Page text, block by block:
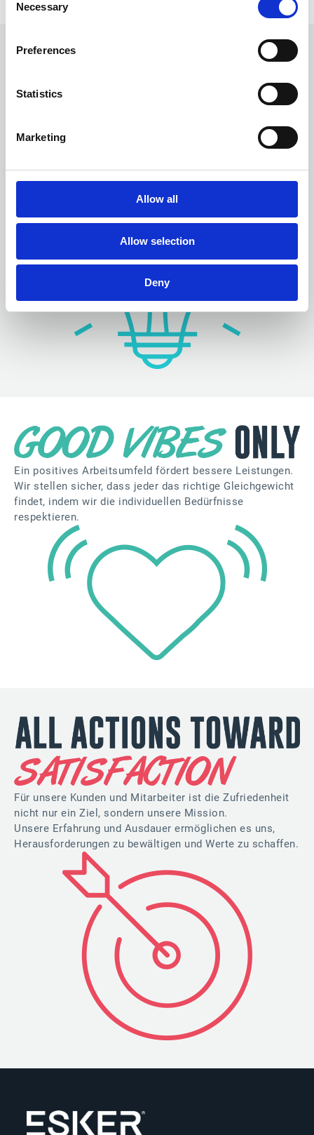
Selection
Necessary
Preferences
Statistics
Marketing
Allow all
Allow selection
Deny
Das Denken über den Tellerrand hinaus ist eine
ehrgeizige Ziele zu erreichen - einen Schritt nach
Ein positives Arbeitsumfeld fördert bessere Leistungen.
Wir stellen sicher, dass jeder das richtige Gleichgewicht
findet, indem wir die individuellen Bedürfnisse
respektieren.
Für unsere Kunden und Mitarbeiter ist die Zufriedenheit
nicht nur ein Ziel, sondern unsere Mission.
Unsere Erfahrung und Ausdauer ermöglichen es uns,
Herausforderungen zu bewältigen und Werte zu schaffen.